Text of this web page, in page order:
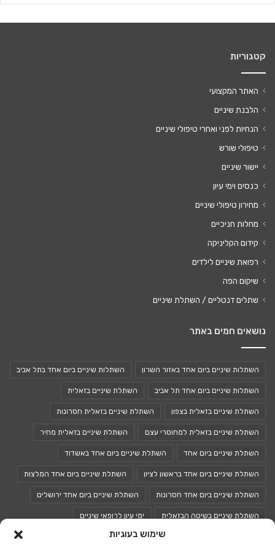
שימוש בעוגיות
קטגוריות
האתר המקצועי
הלבנת שיניים
הנחיות לפני ואחרי טיפולי שיניים
טיפולי שורש
יישור שיניים
כנסים וימי עיון
מחירון טיפולי שיניים
מחלות חניכיים
קידום הקליניקה
רפואת שיניים לילדים
שיקום הפה
שתלים דנטליים / השתלת שיניים
נושאים חמים באתר
השתלות שיניים ביום אחד באזור השרון השתלות שיניים ביום אחד בתל אביב
השתלות שיניים ביום אחד תל אביב השתלת שיניים בזאלית
השתלת שיניים בזאלית בצפון השתלת שיניים בזאלית חסרונות
השתלת שיניים בזאלית למחוסרי עצם השתלת שיניים בזאלית מחיר
השתלת שיניים ביום אחד השתלת שיניים ביום אחד באשדוד
השתלת שיניים ביום אחד בראשון לציון השתלת שיניים ביום אחד המלצות
השתלת שיניים ביום אחד חסרונות השתלת שיניים ביום אחד ירושלים
השתלת שיניים בשיטה הבזאלית ימי עיון לרופאי שיניים
כנס רופאי שיניים